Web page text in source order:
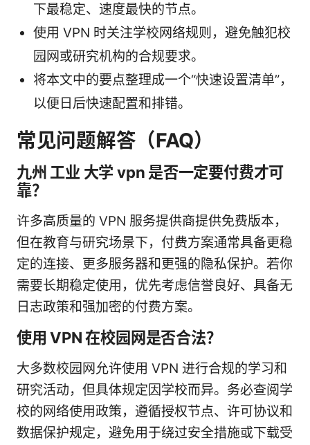
下最稳定、速度最快的节点。
使用 VPN 时关注学校网络规则，避免触犯校
园网或研究机构的合规要求。
将本文中的要点整理成一个“快速设置清单”，
以便日后快速配置和排错。
常见问题解答（FAQ）
九州 工业 大学 vpn 是否一定要付费才可
靠？
许多高质量的 VPN 服务提供商提供免费版本，
但在教育与研究场景下，付费方案通常具备更稳
定的连接、更多服务器和更强的隐私保护。若你
需要长期稳定使用，优先考虑信誉良好、具备无
日志政策和强加密的付费方案。
使用 VPN 在校园网是否合法？
大多数校园网允许使用 VPN 进行合规的学习和
研究活动，但具体规定因学校而异。务必查阅学
校的网络使用政策，遵循授权节点、许可协议和
数据保护规定，避免用于绕过安全措施或下载受